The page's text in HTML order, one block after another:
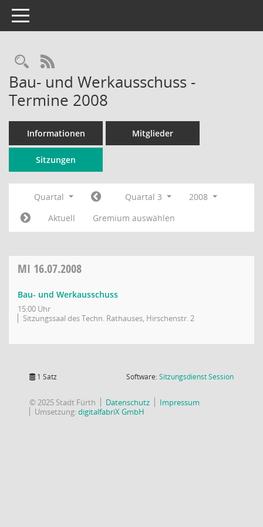
Toggle navigation
Rechercheauswahl
RSS-Feed
Bau- und Werkausschuss -
Termine 2008
Informationen Mitglieder
Sitzungen
Quartal Quartal 3
2008
Aktuell
Gremium auswählen
MI 16.07.2008
Bau- und Werkausschuss
15:00 Uhr
Sitzungssaal des Techn. Rathauses, Hirschenstr. 2
1 Satz Software:SitzungsdienstSession(Wird in
© 2025 Stadt Fürth Datenschutz
Impressum
Umsetzung:digitalfabriX GmbH